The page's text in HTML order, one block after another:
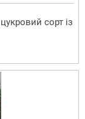
сорт із